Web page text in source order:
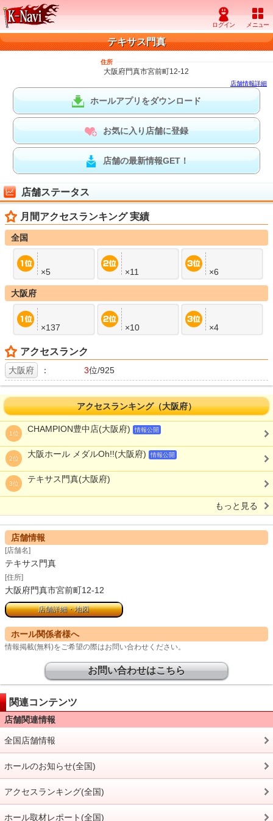
テキサス門真
住所
大阪府門真市宮前町12-12
店舗情報詳細
ホールアプリをダウンロード
お気に入り店舗に登録
店舗の最新情報GET！
店舗ステータス
月間アクセスランキング 実績
全国
×5 ×11 ×6
大阪府
×137 ×10 ×4
アクセスランク
大阪府 ： 3位/925
アクセスランキング（大阪府）
1位 CHAMPION豊中店(大阪府) 情報公開
2位 大阪ホール メダルOh!!(大阪府) 情報公開
3位 テキサス門真(大阪府)
もっと見る
店舗情報
[店舗名]
テキサス門真
[住所]
大阪府門真市宮前町12-12
店舗詳細・地図
ホール関係者様へ
情報掲載(無料)をご希望の際はお問い合わせください。
お問い合わせはこちら
関連コンテンツ
店舗関連情報
全国店舗情報
ホールのお知らせ(全国)
アクセスランキング(全国)
ホール取材レポート(全国)